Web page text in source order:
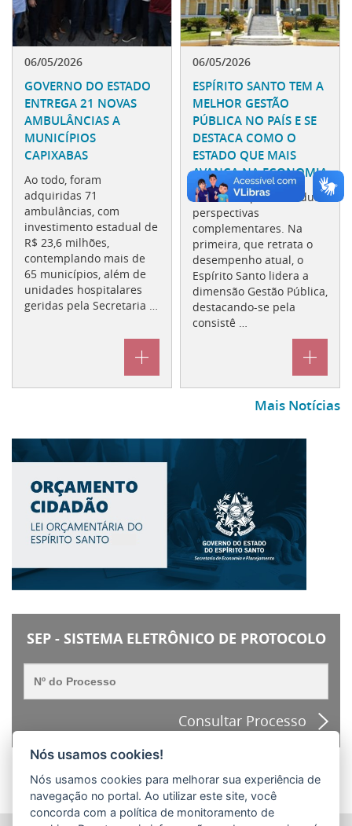
06/05/2026
GOVERNO DO ESTADO
ENTREGA 21 NOVAS
AMBULÂNCIAS A
MUNICÍPIOS
CAPIXABAS
Ao todo, foram
adquiridas 71
ambulâncias, com
investimento estadual de
R$ 23,6 milhões,
contemplando mais de
65 municípios, além de
unidades hospitalares
geridas pela Secretaria …
06/05/2026
ESPÍRITO SANTO TEM A
MELHOR GESTÃO
PÚBLICA NO PAÍS E SE
DESTACA COMO O
ESTADO QUE MAIS
AVANÇA NA ECONOMIA
A análise apresenta duas
perspectivas
complementares. Na
primeira, que retrata o
desempenho atual, o
Espírito Santo lidera a
dimensão Gestão Pública,
destacando-se pela
consistê …
Mais Notícias
SEP - SISTEMA ELETRÔNICO DE PROTOCOLO
Consultar Processo
Nós usamos cookies!
Nós usamos cookies para melhorar sua experiência de
navegação no portal. Ao utilizar este site, você
concorda com a política de monitoramento de